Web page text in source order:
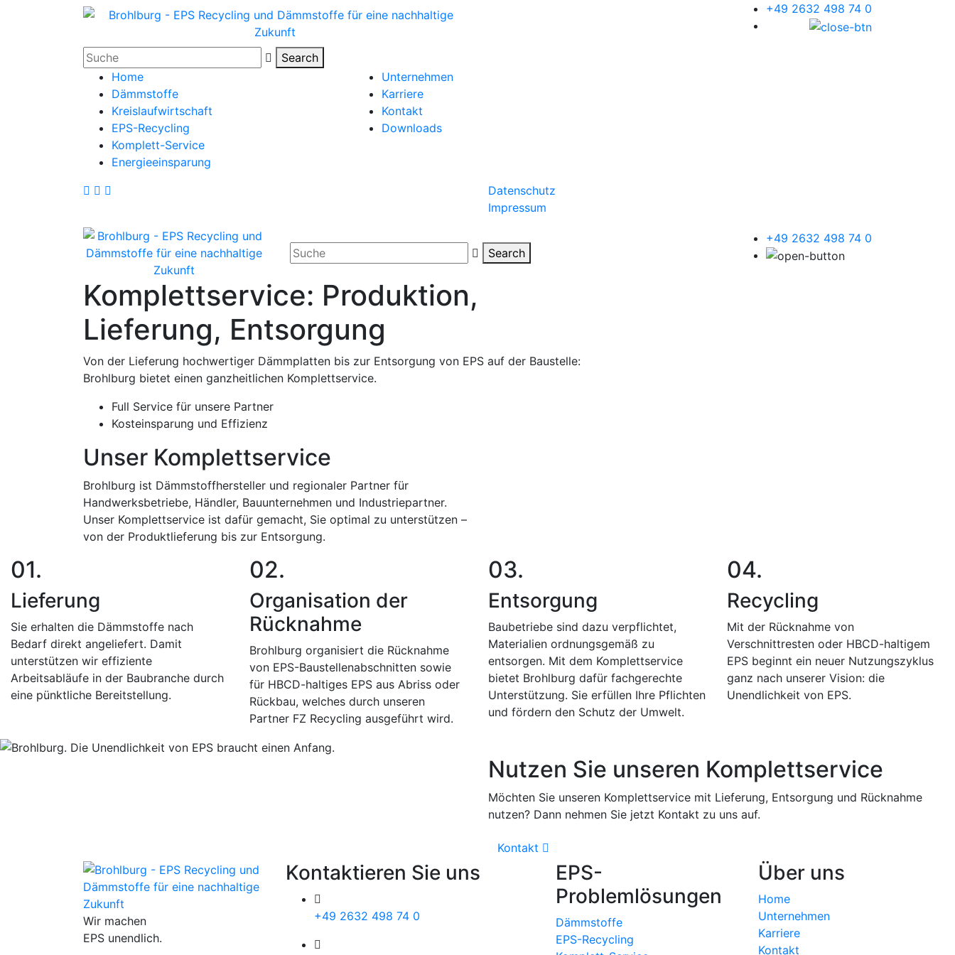
+49 2632 498 74 0
Search
Home
Dämmstoffe
Kreislaufwirtschaft
EPS-Recycling
Komplett-Service
Energieeinsparung
Unternehmen
Karriere
Kontakt
Downloads
Datenschutz
Impressum
Search
+49 2632 498 74 0
Komplettservice: Produktion,
Lieferung, Entsorgung
Von der Lieferung hochwertiger Dämmplatten bis zur Entsorgung von EPS auf der Baustelle:
Brohlburg bietet einen ganzheitlichen Komplettservice.
Full Service für unsere Partner
Kosteinsparung und Effizienz
Unser Komplettservice
Brohlburg ist Dämmstoffhersteller und regionaler Partner für
Handwerksbetriebe, Händler, Bauunternehmen und Industriepartner.
Unser Komplettservice ist dafür gemacht, Sie optimal zu unterstützen –
von der Produktlieferung bis zur Entsorgung.
01.
Lieferung
Sie erhalten die Dämmstoffe nach
Bedarf direkt angeliefert. Damit
unterstützen wir effiziente
Arbeitsabläufe in der Baubranche durch
eine pünktliche Bereitstellung.
02.
Organisation der
Rücknahme
Brohlburg organisiert die Rücknahme
von EPS-Baustellenabschnitten sowie
für HBCD-haltiges EPS aus Abriss oder
Rückbau, welches durch unseren
Partner FZ Recycling ausgeführt wird.
03.
Entsorgung
Baubetriebe sind dazu verpflichtet,
Materialien ordnungsgemäß zu
entsorgen. Mit dem Komplettservice
bietet Brohlburg dafür fachgerechte
Unterstützung. Sie erfüllen Ihre Pflichten
und fördern den Schutz der Umwelt.
04.
Recycling
Mit der Rücknahme von
Verschnittresten oder HBCD-haltigem
EPS beginnt ein neuer Nutzungszyklus
ganz nach unserer Vision: die
Unendlichkeit von EPS.
Nutzen Sie unseren Komplettservice
Möchten Sie unseren Komplettservice mit Lieferung, Entsorgung und Rücknahme
nutzen? Dann nehmen Sie jetzt Kontakt zu uns auf.
Kontakt
Wir machen
EPS unendlich.
Kontaktieren Sie uns
+49 2632 498 74 0
EPS-
Problemlösungen
Dämmstoffe
EPS-Recycling
Über uns
Home
Unternehmen
Karriere
Kontakt